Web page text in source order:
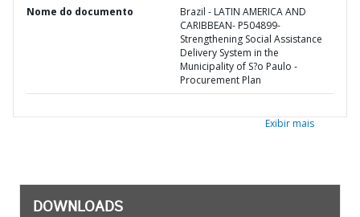
Nome do documento
Brazil - LATIN AMERICA AND
CARIBBEAN- P504899-
Strengthening Social Assistance
Delivery System in the
Municipality of S?o Paulo -
Procurement Plan
Exibir mais
DOWNLOADS